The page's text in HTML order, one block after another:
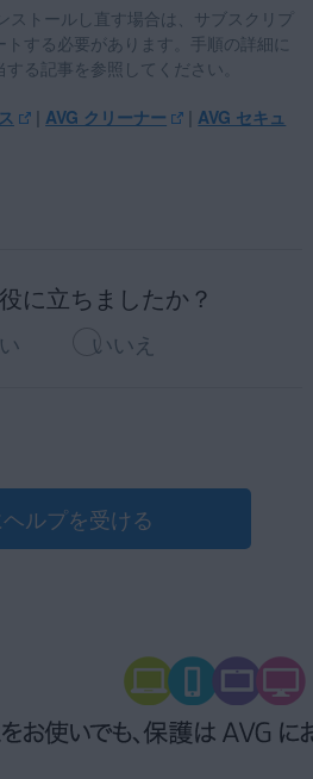
（El Capitan）
、API 23）以降
ストールし直す場合は、サブスクリプ
する必要があります。手順の詳細に
る記事を参照してください。
| AVG クリーナー | AVG セキュ
に立ちましたか？
いいえ
ルプを受ける